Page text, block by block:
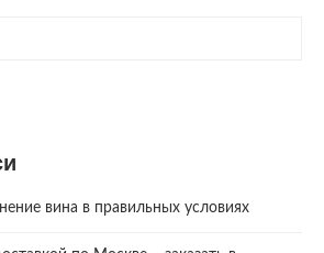
вина в правильных условиях